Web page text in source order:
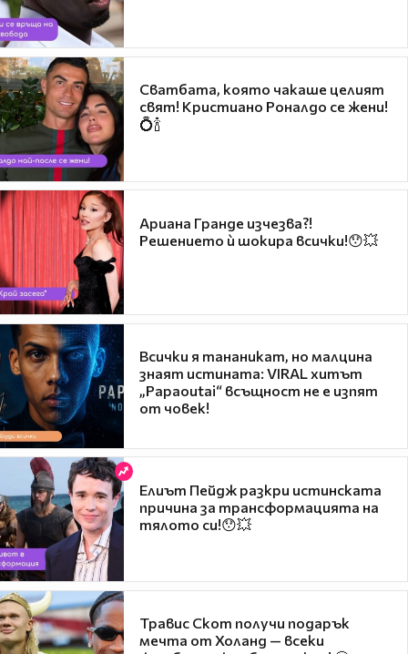
Сватбата, която чакаше целият
свят! Кристиано Роналдо се жени!
💍🍾
Ариана Гранде изчезва?!
Решението ѝ шокира всички!😯💥
Всички я тананикат, но малцина
знаят истината: VIRAL хитът
„Papaoutai“ всъщност не е изпят
от човек!
Елиът Пейдж разкри истинската
причина за трансформацията на
тялото си!😯💥
Травис Скот получи подарък
мечта от Холанд — всеки